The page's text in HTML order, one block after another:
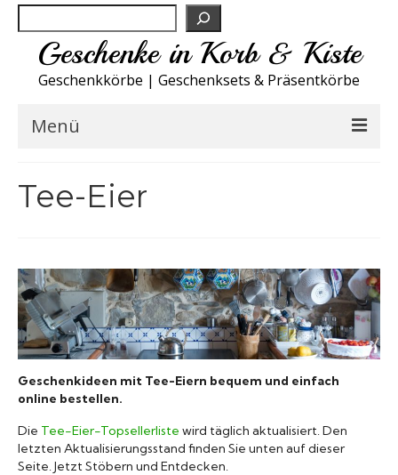
Geschenke in Korb & Kiste
Geschenkkörbe | Geschenksets & Präsentkörbe
Menü
Spirituosen
Sport
Wohnen
Tee-Eier
Geschenkideen mit Tee-Eiern bequem und einfach
online bestellen.
Die Tee-Eier-Topsellerliste wird täglich aktualisiert. Den
letzten Aktualisierungsstand finden Sie unten auf dieser
Seite. Jetzt Stöbern und Entdecken.